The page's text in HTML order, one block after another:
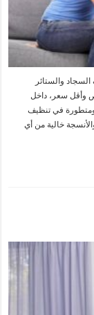
والستائر
وأقل سعر، داخل
ومتطورة في تنظيف
خالية من أي